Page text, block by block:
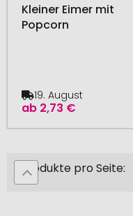
Kleiner Eimer mit
Popcorn
ab 2,73 €
19. August
Produkte pro Seite: